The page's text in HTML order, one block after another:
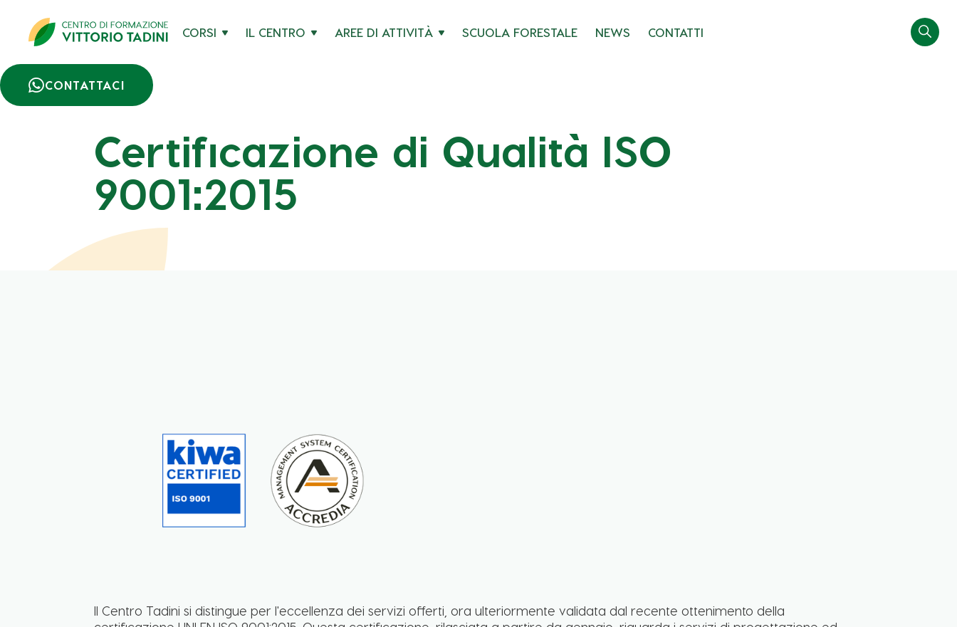
CORSI IL CENTRO AREE DI ATTIVITÀ SCUOLA FORESTALE NEWS CONTATTI
CONTATTACI
Certificazione di Qualità ISO
9001:2015
Il Centro Tadini si distingue per l'eccellenza dei servizi offerti, ora ulteriormente validata dal recente ottenimento della